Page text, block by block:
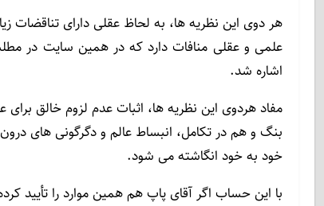
هر دوی این نظریه ها، به لحاظ عقلی دارای تناقضات
علمی و عقلی منافات دارد که در همین سایت در
اشاره شد.
مفاد هردوی این نظریه ها، اثبات عدم لزوم خالق
بنگ و هم در تکامل، انبساط عالم و دگرگونی های
خود به خود انگاشته می شود.
با این حساب اگر آقای پاپ هم همین موارد را تأیید